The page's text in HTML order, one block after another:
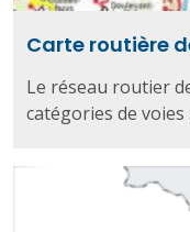
Carte routière
Le réseau routier
catégories de